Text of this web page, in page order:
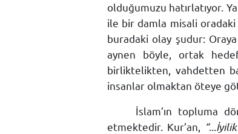
olduğumuzu hatırlatıyor.
ile bir damla misali oradaki
buradaki olay şudur:
aynen böyle, ortak
birliktelikten, vahdetten
insanlar olmaktan öteye
İslam’ın topluma
etmektedir. Kur’an,